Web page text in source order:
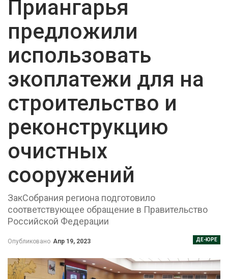
Приангарья
предложили
использовать
экоплатежи для на
строительство и
реконструкцию
очистных
сооружений
ЗакСобрания региона подготовило
соответствующее обращение в Правительство
Российской Федерации
ДЕ-ЮРЕ
Опубликовано Апр 19, 2023